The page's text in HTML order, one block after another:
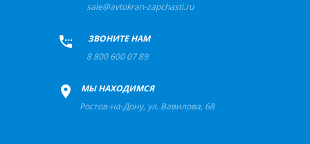
sale@avtokran-zapchasti.ru
ЗВОНИТЕ НАМ
8 800 600 07 89
МЫ НАХОДИМСЯ
Ростов-на-Дону, ул. Вавилова, 68